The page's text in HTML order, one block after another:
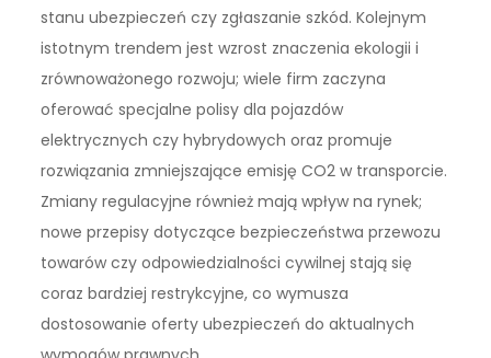
stanu ubezpieczeń czy zgłaszanie szkód. Kolejnym
istotnym trendem jest wzrost znaczenia ekologii i
zrównoważonego rozwoju; wiele firm zaczyna
oferować specjalne polisy dla pojazdów
elektrycznych czy hybrydowych oraz promuje
rozwiązania zmniejszające emisję CO2 w transporcie.
Zmiany regulacyjne również mają wpływ na rynek;
nowe przepisy dotyczące bezpieczeństwa przewozu
towarów czy odpowiedzialności cywilnej stają się
coraz bardziej restrykcyjne, co wymusza
dostosowanie oferty ubezpieczeń do aktualnych